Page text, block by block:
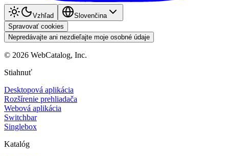
Vzhľad
Slovenčina
Spravovať cookies
Nepredávajte ani nezdieľajte moje osobné údaje
© 2026 WebCatalog, Inc.
Stiahnuť
Desktopová aplikácia
Rozšírenie prehliadača
Webová aplikácia
Switchbar
Singlebox
Katalóg